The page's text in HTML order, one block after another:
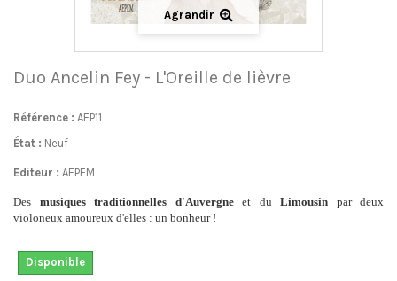
Agrandir
Duo Ancelin Fey - L'Oreille de lièvre
Référence : AEP11
État : Neuf
Editeur : AEPEM
Des musiques traditionnelles d'Auvergneet du Limousin par deux
violoneux amoureux d'elles : un bonheur !
Disponible